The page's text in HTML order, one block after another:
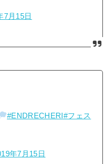
7月15日
#ENDRECHERI#フェス
年7月15日